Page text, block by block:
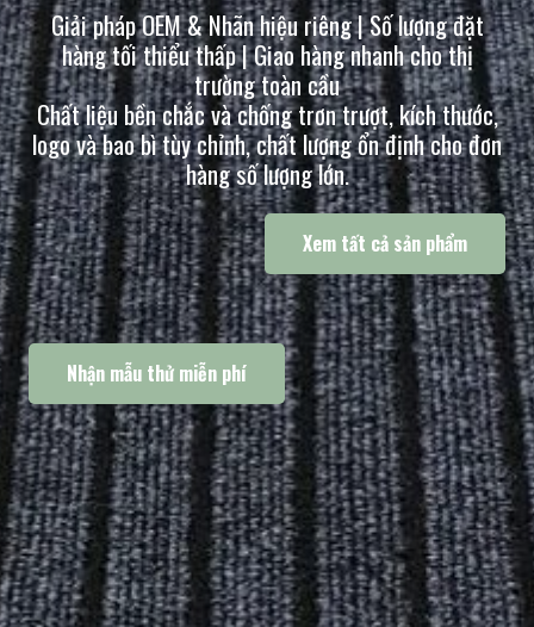
Giải pháp OEM & Nhãn hiệu riêng | Số lượng đặt
hàng tối thiểu thấp | Giao hàng nhanh cho thị
trường toàn cầu
Chất liệu bền chắc và chống trơn trượt, kích thước,
logo và bao bì tùy chỉnh, chất lượng ổn định cho đơn
hàng số lượng lớn.
Xem tất cả sản phẩm
Nhận mẫu thử miễn phí